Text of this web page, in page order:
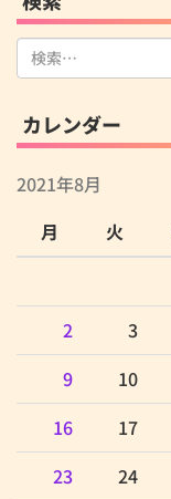
検
索:
カレンダー
2021年8月
月
火
2
3
9
10
16
17
23
24